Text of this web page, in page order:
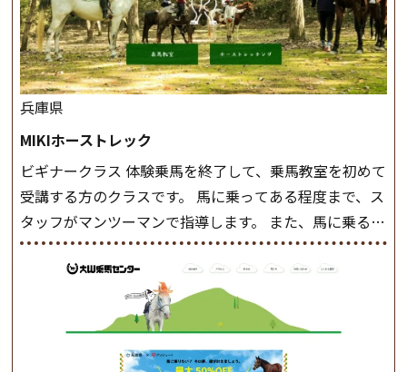
兵庫県
MIKIホーストレック
ビギナークラス 体験乗馬を終了して、乗馬教室を初めて
受講する方のクラスです。 馬に乗ってある程度まで、ス
タッフがマンツーマンで指導します。 また、馬に乗るだ
けでなく、馬の手入れや馬装（鞍などを装着する） も
このクラスで把握し、「馬に触れること」にも慣れてい
きましょう。 スタートクラス ビギナークラスで単独で
軽速歩(けいはやあし)ができるようになったら スタート
クラスへ。 グループレッスンで馬のスピードを調整し